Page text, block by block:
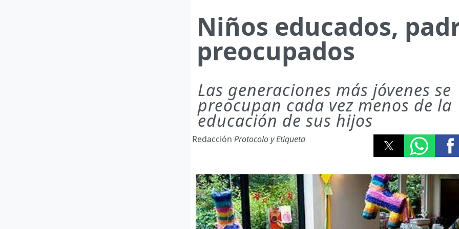
Niños educados,
preocupados
Las generaciones más jóvenes se
preocupan cada vez menos de la
educación de sus hijos
RedacciónProtocolo y Etiqueta